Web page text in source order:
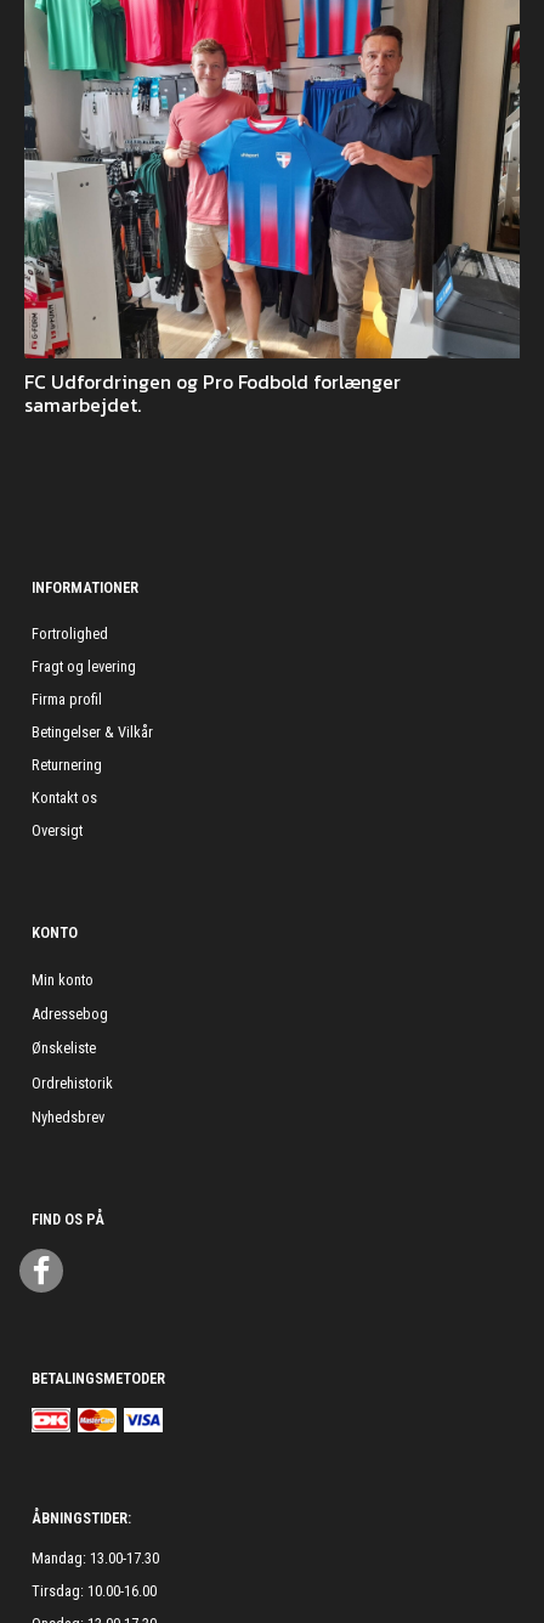
FC Udfordringen og Pro Fodbold forlænger
samarbejdet.
INFORMATIONER
Fortrolighed
Fragt og levering
Firma profil
Betingelser & Vilkår
Returnering
Kontakt os
Oversigt
KONTO
Min konto
Adressebog
Ønskeliste
Ordrehistorik
Nyhedsbrev
FIND OS PÅ
BETALINGSMETODER
ÅBNINGSTIDER:
Mandag: 13.00-17.30
Tirsdag: 10.00-16.00